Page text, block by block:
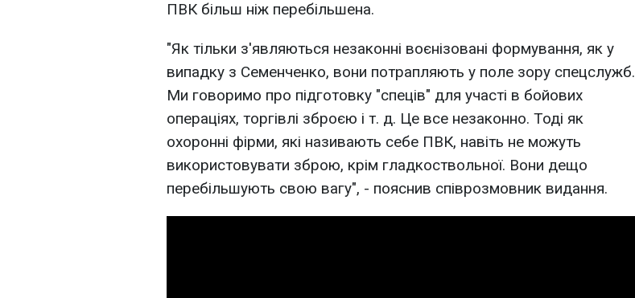
ПВК більш ніж перебільшена.
"Як тільки з'являються незаконні воєнізовані формування, як у
випадку з Семенченко, вони потрапляють у поле зору спецслужб.
Ми говоримо про підготовку "спеців" для участі в бойових
операціях, торгівлі зброєю і т. д. Це все незаконно. Тоді як
охоронні фірми, які називають себе ПВК, навіть не можуть
використовувати зброю, крім гладкоствольної. Вони дещо
перебільшують свою вагу", - пояснив співрозмовник видання.